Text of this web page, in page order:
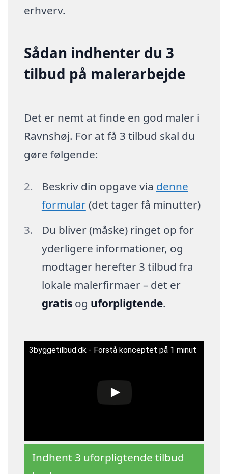
erhverv.
Sådan indhenter du 3
tilbud på malerarbejde
Det er nemt at finde en god maler i
Ravnshøj. For at få 3 tilbud skal du
gøre følgende:
Beskriv din opgave via denne
formular(det tager få minutter)
Du bliver (måske) ringet op for
yderligere informationer, og
modtager herefter 3 tilbud fra
lokale malerfirmaer – det er
gratisog uforpligtende.
3byggetilbud.dk - Forstå konceptet på 1 minut
Indhent 3 uforpligtende tilbud